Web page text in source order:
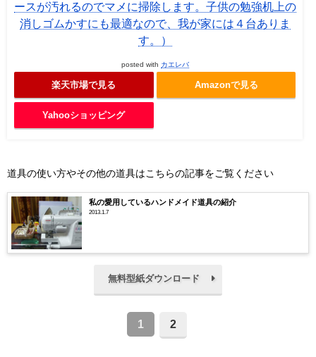
ースが汚れるのでマメに掃除します。子供の勉強机上の
消しゴムかすにも最適なので、我が家には４台ありま
す。）
posted with カエレバ
楽天市場で見る Amazonで見る
Yahooショッピング
道具の使い方やその他の道具はこちらの記事をご覧ください
私の愛用しているハンドメイド道具の紹介
2013.1.7
無料型紙ダウンロード
1 2